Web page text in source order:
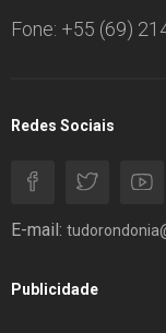
Fone: +55 (69)
Redes Sociais
E-mail:
Publicidade